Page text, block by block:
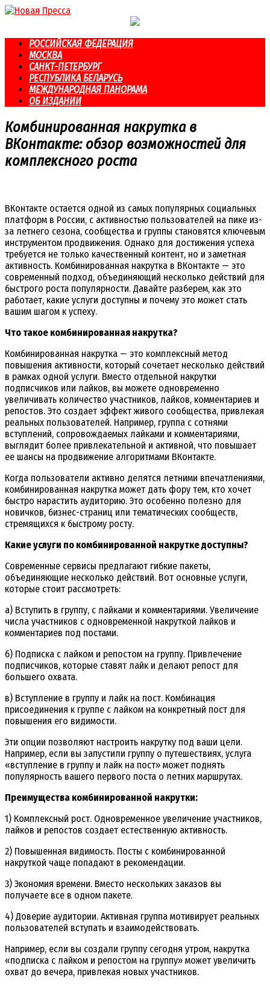
Перейти
РОССИЙСКАЯ ФЕДЕРАЦИЯ
МОСКВА
САНКТ-ПЕТЕРБУРГ
РЕСПУБЛИКА БЕЛАРУСЬ
МЕЖДУНАРОДНАЯ ПАНОРАМА
ОБ ИЗДАНИИ
Комбинированная накрутка в
ВКонтакте: обзор возможностей для
комплексного роста
ВКонтакте остается одной из самых популярных социальных
платформ в России, с активностью пользователей на пике из-
за летнего сезона, сообщества и группы становятся ключевым
инструментом продвижения. Однако для достижения успеха
требуется не только качественный контент, но и заметная
активность. Комбинированная накрутка в ВКонтакте — это
современный подход, объединяющий несколько действий для
быстрого роста популярности. Давайте разберем, как это
работает, какие услуги доступны и почему это может стать
вашим шагом к успеху.
Что такое комбинированная накрутка?
Комбинированная накрутка — это комплексный метод
повышения активности, который сочетает несколько действий
в рамках одной услуги. Вместо отдельной накрутки
подписчиков или лайков, вы можете одновременно
увеличивать количество участников, лайков, комментариев и
репостов. Это создает эффект живого сообщества, привлекая
реальных пользователей. Например, группа с сотнями
вступлений, сопровождаемых лайками и комментариями,
выглядит более привлекательной и активной, что повышает
ее шансы на продвижение алгоритмами ВКонтакте.
Когда пользователи активно делятся летними впечатлениями,
комбинированная накрутка может дать фору тем, кто хочет
быстро нарастить аудиторию. Это особенно полезно для
новичков, бизнес-страниц или тематических сообществ,
стремящихся к быстрому росту.
Какие услуги по комбинированной накрутке доступны?
Современные сервисы предлагают гибкие пакеты,
объединяющие несколько действий. Вот основные услуги,
которые стоит рассмотреть:
а) Вступить в группу, с лайками и комментариями. Увеличение
числа участников с одновременной накруткой лайков и
комментариев под постами.
б) Подписка с лайком и репостом на группу. Привлечение
подписчиков, которые ставят лайк и делают репост для
большего охвата.
в) Вступление в группу и лайк на пост. Комбинация
присоединения к группе с лайком на конкретный пост для
повышения его видимости.
Эти опции позволяют настроить накрутку под ваши цели.
Например, если вы запустили группу о путешествиях, услуга
«вступление в группу и лайк на пост» может поднять
популярность вашего первого поста о летних маршрутах.
Преимущества комбинированной накрутки:
1) Комплексный рост. Одновременное увеличение участников,
лайков и репостов создает естественную активность.
2) Повышенная видимость. Посты с комбинированной
накруткой чаще попадают в рекомендации.
3) Экономия времени. Вместо нескольких заказов вы
получаете все в одном пакете.
4) Доверие аудитории. Активная группа мотивирует реальных
пользователей вступать и взаимодействовать.
Например, если вы создали группу сегодня утром, накрутка
«подписка с лайком и репостом на группу» может увеличить
охват до вечера, привлекая новых участников.